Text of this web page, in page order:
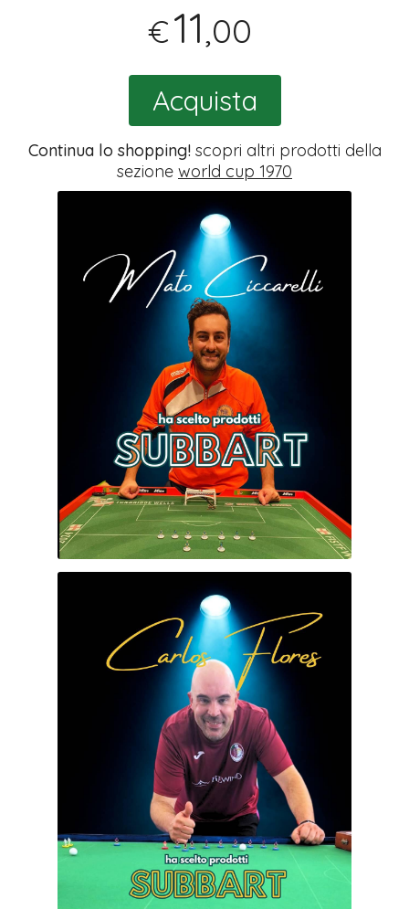
€11,00
Acquista
Continua lo shopping!scopri altri prodotti della
sezione world cup 1970